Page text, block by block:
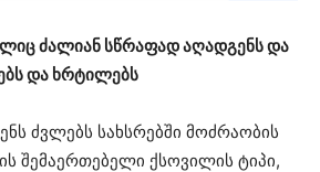
ძალიან სწრაფად აღადგენს და
და ხრტილებს
ძვლებს სახსრებში მოძრაობის
შემაერთებელი ქსოვილის ტიპი,